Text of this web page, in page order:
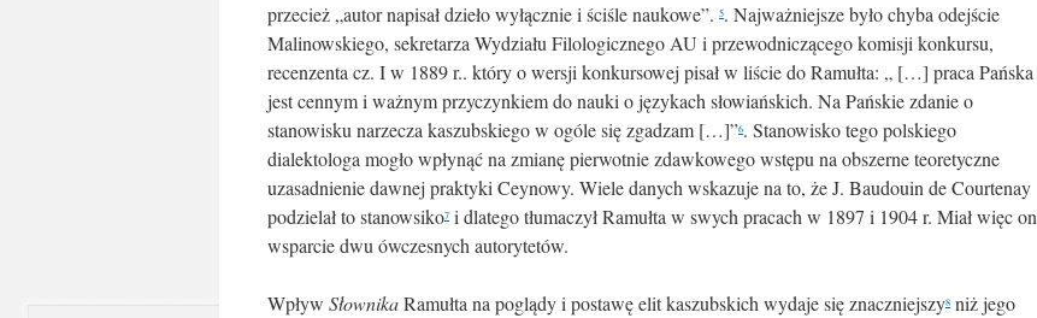
przecież „autor napisał dzieło wyłącznie i ściśle naukowe”. 5. Najważniejsze było chyba odejście
Malinowskiego, sekretarza Wydziału Filologicznego AU i przewodniczącego komisji konkursu,
recenzenta cz. I w 1889 r.. który o wersji konkursowej pisał w liście do Ramułta: „ […] praca Pańska
jest cennym i ważnym przyczynkiem do nauki o językach słowiańskich. Na Pańskie zdanie o
stanowisku narzecza kaszubskiego w ogóle się zgadzam […]”6. Stanowisko tego polskiego
dialektologa mogło wpłynąć na zmianę pierwotnie zdawkowego wstępu na obszerne teoretyczne
uzasadnienie dawnej praktyki Ceynowy. Wiele danych wskazuje na to, że J. Baudouin de Courtenay
podzielał to stanowsiko7 i dlatego tłumaczył Ramułta w swych pracach w 1897 i 1904 r. Miał więc on
wsparcie dwu ówczesnych autorytetów.
Wpływ SłownikaRamułta na poglądy i postawę elit kaszubskich wydaje się znaczniejszy8 niż jego